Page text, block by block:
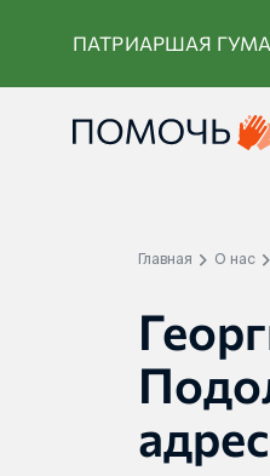
ПАТРИАРШАЯ
Главная О нас